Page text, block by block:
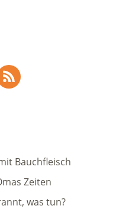
Bauchfleisch
Zeiten
was tun?